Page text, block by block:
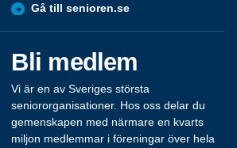
Gå till senioren.se
Bli medlem
Vi är en av Sveriges största
seniororganisationer. Hos oss delar du
gemenskapen med närmare en kvarts
miljon medlemmar i föreningar över hela